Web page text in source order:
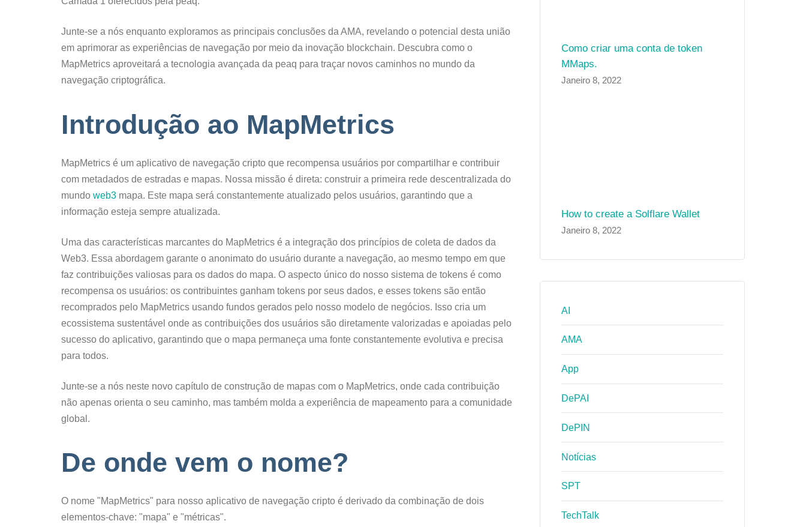
Junte-se a nós enquanto exploramos as principais conclusões da AMA, revelando o potencial desta união
em aprimorar as experiências de navegação por meio da inovação blockchain. Descubra como o
MapMetrics aproveitará a tecnologia avançada da peaq para traçar novos caminhos no mundo da
navegação criptográfica.
Introdução ao MapMetrics
MapMetrics é um aplicativo de navegação cripto que recompensa usuários por compartilhar e contribuir
com metadados de estradas e mapas. Nossa missão é direta: construir a primeira rede descentralizada do
mundo web3 mapa. Este mapa será constantemente atualizado pelos usuários, garantindo que a
informação esteja sempre atualizada.
Uma das características marcantes do MapMetrics é a integração dos princípios de coleta de dados da
Web3. Essa abordagem garante o anonimato do usuário durante a navegação, ao mesmo tempo em que
faz contribuições valiosas para os dados do mapa. O aspecto único do nosso sistema de tokens é como
recompensa os usuários: os contribuintes ganham tokens por seus dados, e esses tokens são então
recomprados pelo MapMetrics usando fundos gerados pelo nosso modelo de negócios. Isso cria um
ecossistema sustentável onde as contribuições dos usuários são diretamente valorizadas e apoiadas pelo
sucesso do aplicativo, garantindo que o mapa permaneça uma fonte constantemente evolutiva e precisa
para todos.
Junte-se a nós neste novo capítulo de construção de mapas com o MapMetrics, onde cada contribuição
não apenas orienta o seu caminho, mas também molda a experiência de mapeamento para a comunidade
global.
De onde vem o nome?
O nome "MapMetrics" para nosso aplicativo de navegação cripto é derivado da combinação de dois
elementos-chave: "mapa" e "métricas".
Como criar uma conta de token
MMaps.
Janeiro 8, 2022
How to create a Solflare Wallet
Janeiro 8, 2022
AI
AMA
App
DePAI
DePIN
Notícias
SPT
TechTalk